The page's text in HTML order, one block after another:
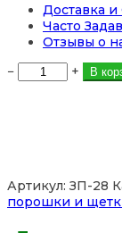
Доставка и
Часто
Отзывы о
−
Количество
товара
Bua
Ku
Herbal
+ В
Артикул: ЗП-28
порошки и